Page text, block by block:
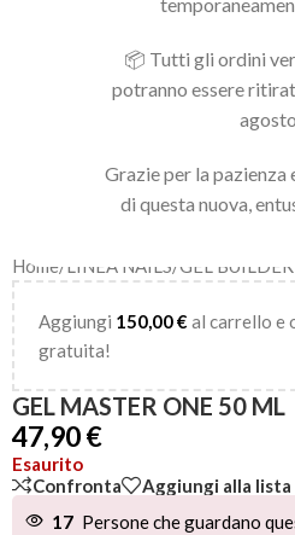
📦 Tutti gli ordini
potranno essere
Grazie per la pazienza
di questa nuova,
Home/ LINEA NAILS/GEL BUILDER
Aggiungi 150,00€ al carrello e
gratuita!
GEL MASTER ONE 50 ML
47,90€
Esaurito
Confronta
Aggiungi alla
17 Persone che guardano